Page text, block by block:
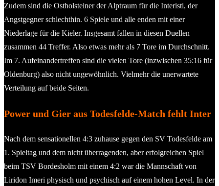
Zudem sind die Ostholsteiner der Alptraum für die Interisti, der
Angstgegner schlechthin. 6 Spiele und alle enden mit einer
Niederlage für die Kieler. Insgesamt fallen in diesen Duellen
zusammen 44 Treffer. Also etwas mehr als 7 Tore im Durchschnitt.
Im 7. Aufeinandertreffen sind die vielen Tore (inzwischen 35:16 für
Oldenburg) also nicht ungewöhnlich. Vielmehr die unerwartete
Verteilung auf beide Seiten.
Power und Gier aus Todesfelde-Match fehlt Inter
Nach dem sensationellen 4:3 zuhause gegen den SV Todesfelde am
1. Spieltag und dem nicht überragenden, aber erfolgreichen Spiel
beim TSV Bordesholm mit einem 4:2 war die Mannschaft von
Liridon Imeri physisch und psychisch auf einem hohen Level. In der